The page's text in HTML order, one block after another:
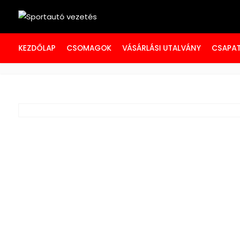
KEZDŐLAP CSOMAGOK VÁSÁRLÁSI UTALVÁNY